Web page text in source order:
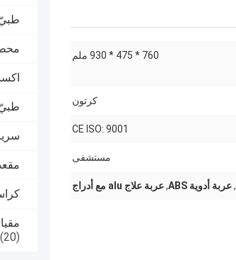
(20)
760 * 475 * 930 ملم
كرتون
CE ISO: 9001
مستشفى
,عربة أدوية ABS ,عربة علاج alu مع أدراج